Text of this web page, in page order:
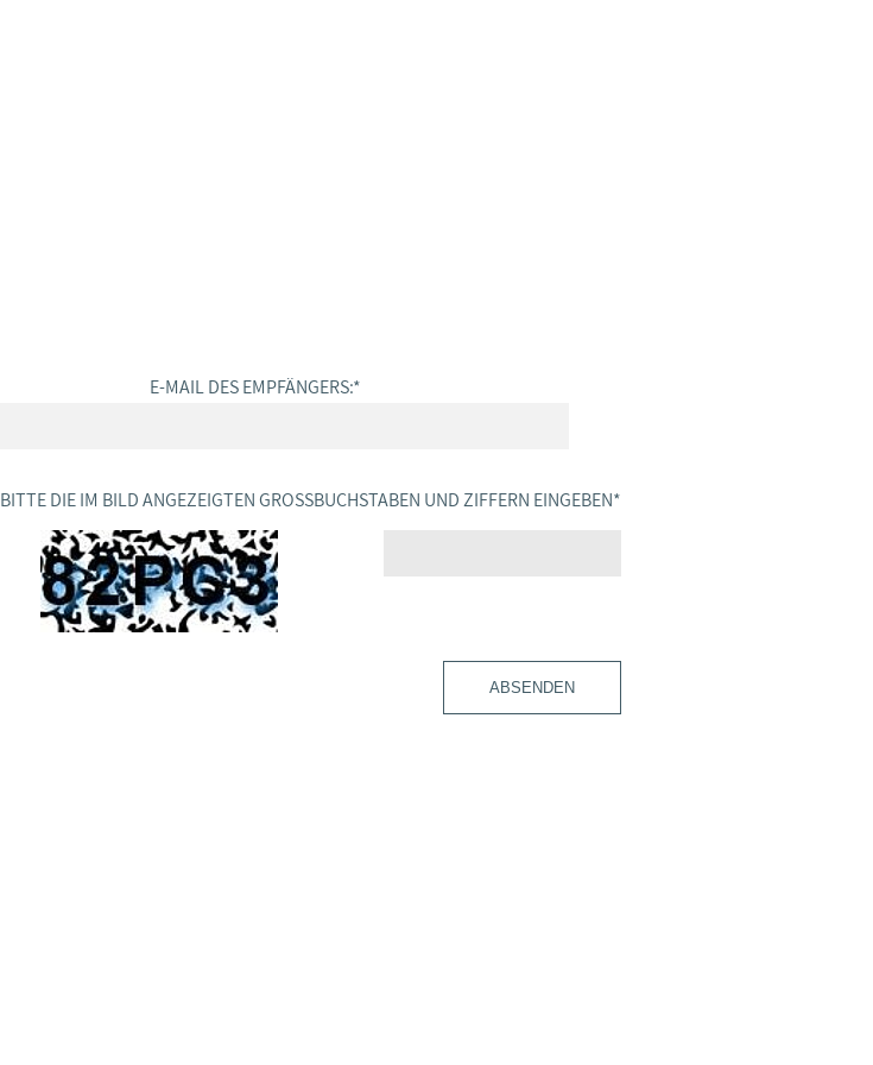
E-MAIL DES EMPFÄNGERS:*
BITTE DIE IM BILD ANGEZEIGTEN GROSSBUCHSTABEN UND ZIFFERN EINGEBEN *
ABSENDEN